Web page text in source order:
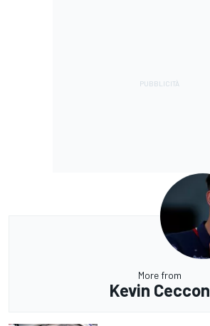
More from
Kevin Ceccon